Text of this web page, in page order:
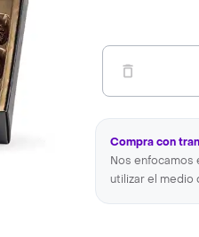
Compra con
Nos
utilizar el medio